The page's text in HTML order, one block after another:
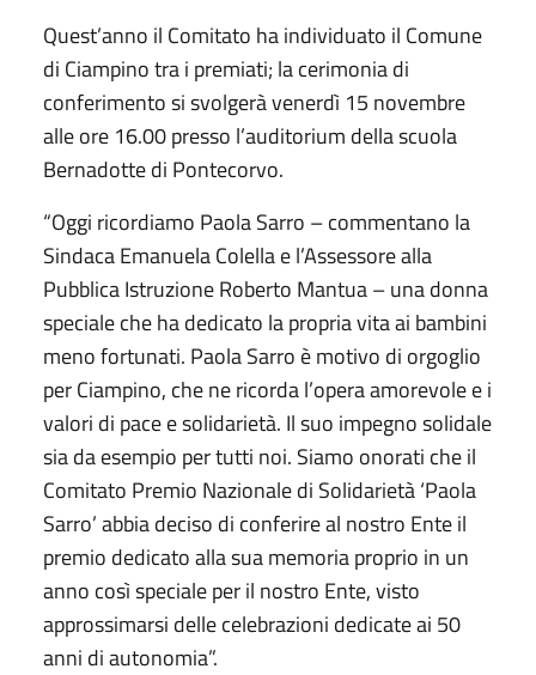
Quest’anno il Comitato ha individuato il Comune
di Ciampino tra i premiati; la cerimonia di
conferimento si svolgerà venerdì 15 novembre
alle ore 16.00 presso l’auditorium della scuola
Bernadotte di Pontecorvo.
“Oggi ricordiamo Paola Sarro – commentano la
Sindaca Emanuela Colella e l’Assessore alla
Pubblica Istruzione Roberto Mantua – una donna
speciale che ha dedicato la propria vita ai bambini
meno fortunati. Paola Sarro è motivo di orgoglio
per Ciampino, che ne ricorda l’opera amorevole e i
valori di pace e solidarietà. Il suo impegno solidale
sia da esempio per tutti noi. Siamo onorati che il
Comitato Premio Nazionale di Solidarietà ‘Paola
Sarro’ abbia deciso di conferire al nostro Ente il
premio dedicato alla sua memoria proprio in un
anno così speciale per il nostro Ente, visto
approssimarsi delle celebrazioni dedicate ai 50
anni di autonomia”.